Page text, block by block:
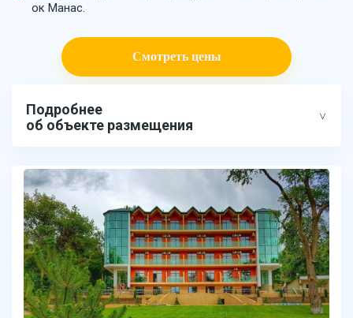
ок Манас.
Смотреть цены
Подробнее
об объекте размещения